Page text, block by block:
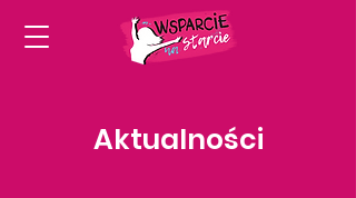
Aktualności